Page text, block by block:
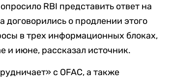
RBI представить ответ на
о продлении этого
в трех информационных блоках,
и июне, рассказал источник.
с OFAC, а также